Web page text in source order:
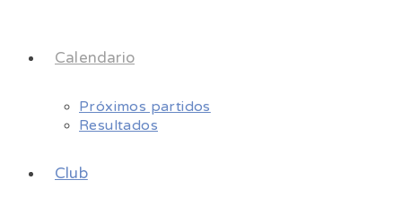
Calendario
Próximos partidos
Resultados
Club